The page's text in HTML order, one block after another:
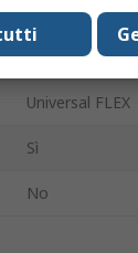
38 cm
2% elastan,
Universal FLEX
Sì
No